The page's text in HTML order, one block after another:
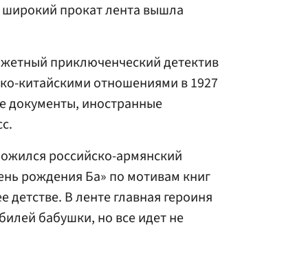
широкий прокат лента вышла
приключенческий детектив
китайскими отношениями в 1927
документы, иностранные
российско-армянский
рождения Ба» по мотивам книг
детстве. В ленте главная героиня
бабушки, но все идет не